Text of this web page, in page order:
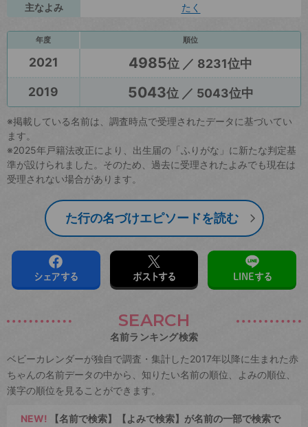
主なよみ たく
年度 順位
2021 4985位 ／ 8231位中
2019
5043位 ／ 5043位中
※掲載している名前は、調査時点で受理されたデータに基づいてい
ます。
※2025年戸籍法改正により、出生届の「ふりがな」に新たな判定基
準が設けられました。そのため、過去に受理されたよみでも現在は
受理されない場合があります。
た行の名づけエピソードを読む
シェアする ポストする LINEする
SEARCH
名前ランキング検索
ベビーカレンダーが独自で調査・集計した2017年以降に生まれた赤
ちゃんの名前データの中から、知りたい名前の順位、よみの順位、
漢字の順位を見ることができます。
NEW! 【名前で検索】【よみで検索】が名前の一部で検索で